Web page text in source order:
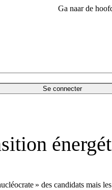
Ga naar de
Se connecter
» des candidats mais